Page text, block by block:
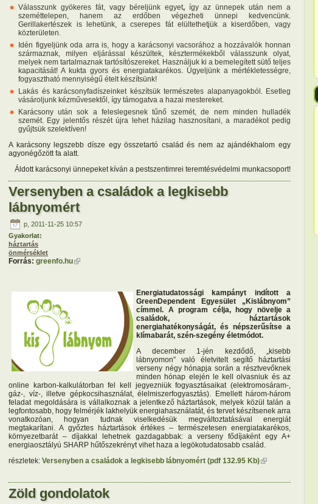
Válasszunk gyökeres fát, vagy béreljünk egyet, így az ünnepek után nem a
szeméttelepen, hanem az erdőben végezheti ünnepi kedvencünk.
Gerillakertészek is lehetünk, a cserepes fát elültethetjük a kiserdőben, vagy
közterületen.
Idén figyeljünk oda arra is, hogy a karácsonyi vacsorához a hozzávalók honnan
származnak, milyen eljárással készültek, késztermékekből válasszunk olyat,
melyek nem tartalmaznak tartósítószereket. Használjuk ki a bemelegített sütő teljes
kapacitását! A kukta gyors és energiatakarékos. Ügyeljünk a mértékletességre,
fogyasztható mennyiségű ételt készítsünk!
Lakás és karácsonyfadíszeinket készítsük természetes alapanyagokból. Esetleg
vásároljunk kézművesektől, így támogatva a hazai mestereket.
Karácsony után sok a feleslegesnek tűnő szemét, de nem minden hulladék
szemét. Egy jelentős részét újra lehet házilag hasznosítani, a maradékot pedig
gyűjtsük szelektíven!
A karácsony legszebb dísze egy összetartó család és nem az ajándékhalom egy
agyonégőzött fa alatt.
Áldott karácsonyi ünnepeket kíván a pestszentimrei teremtésvédelmi munkacsoport!
Versenyben a családok a legkisebb
lábnyomért
p, 2011-11-25 10:57
Gyakorlat:
háztartás
önmérséklet
Forrás: greenfo.hu(külső hivatkozás)
Energiatudatossági kampányt indított a
GreenDependent Egyesület „Kislábnyom”
címmel. A program célja, hogy növelje a
családok, háztartások
energiahatékonyságát, és népszerűsítse a
klímabarát, szén-szegény életmódot.
A december 1-jén kezdődő, „kisebb
lábnyomon” való életvitelt segítő háztartási
verseny négy hónapja során a résztvevőknek
minden hónap elején le kell olvasniuk és az
online karbon-kalkulátorban fel kell jegyezniük fogyasztásaikat (elektromosáram-,
gáz-, víz-, illetve gépkocsihasználat, élelmiszerfogyasztás). Emellett három-három
feladat megoldására is vállalkoznak a jelentkező háztartások, melyek közül talán a
legfontosabb, hogy felmérjék lakhelyük energiahasználatát, és tervet készítsenek arra
vonatkozóan, hogyan tudnak viselkedésük megváltoztatásával energiát
megtakarítani. A győztes háztartások értékes – természetesen energiatakarékos,
környezetbarát – díjakkal lehetnek gazdagabbak: a verseny fődíjaként egy A+
energiaosztályú SHARP hűtőszekrényt vihet haza a legökotudatosabb család.
részletek: Versenyben a családok a legkisebb lábnyomért (pdf 132.95 Kb)(külső
Zöld gondolatok